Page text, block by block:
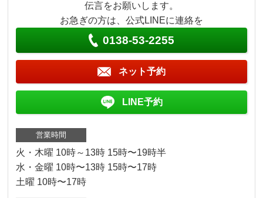
伝言をお願いします。
お急ぎの方は、公式LINEに連絡を
0138-53-2255
ネット予約
LINE予約
営業時間
火・木曜 10時～13時 15時〜19時半
水・金曜 10時〜13時 15時〜17時
土曜 10時〜17時